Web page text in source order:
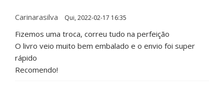
Carinarasilva Qui, 2022-02-17 16:35
Fizemos uma troca, correu tudo na perfeição
O livro veio muito bem embalado e o envio foi super
rápido
Recomendo!